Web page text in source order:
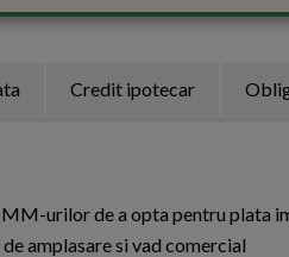
Credit ipotecar
urilor de a opta pentru plata
amplasare si vad comercial